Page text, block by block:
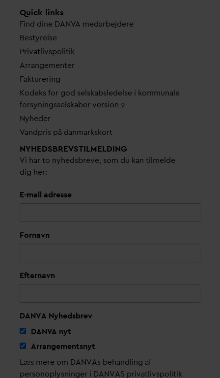
Quick links
Find dine DANVA medarbejdere
Bestyrelse
Privatlivspolitik
Arrangementer
Fakturering
Kodeks for god selskabsledelse i kommunale
forsyningsselskaber version 2
Nyheder
Vandpris på danmarkskort
NYHEDSBREVS­TILMELDING
Vi har to nyhedsbreve, som du kan tilmelde
dig her:
E-mail adresse
Fornavn
Efternavn
DANVA Nyhedsbrev
DANVA nyt
Arrangementsnyt
Læs mere om DANVAs behandling af
personoplysninger i DANVAS privatlivspolitik